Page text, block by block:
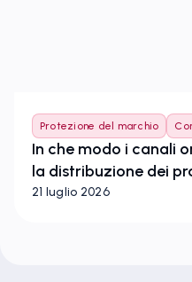
Protezione del marchio
In che modo i canali
la distribuzione dei
tutela dei marchi
21 luglio 2026